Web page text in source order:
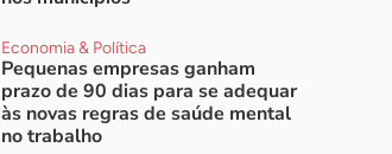
Economia & Política
Pequenas empresas ganham
prazo de 90 dias para se adequar
às novas regras de saúde mental
no trabalho